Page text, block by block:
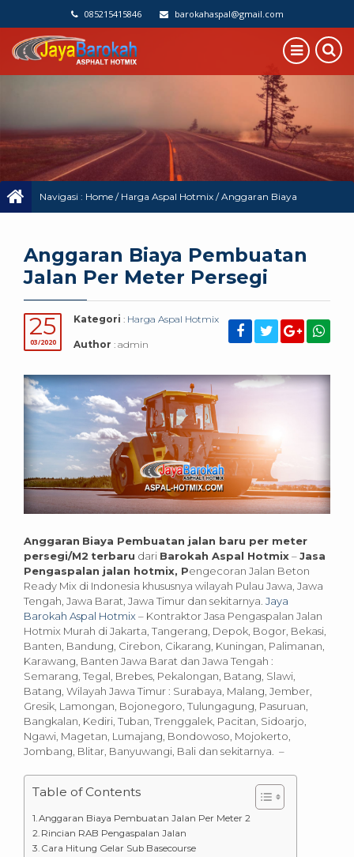
085215415846 barokahaspal@gmail.com
Navigasi : Home / Harga Aspal Hotmix /Anggaran Biaya
Anggaran Biaya Pembuatan
Jalan Per Meter Persegi
25
03/2020
Kategori : Harga Aspal Hotmix
Author : admin
Anggaran Biaya Pembuatan jalan baru per meter
persegi/M2 terbaru dari Barokah Aspal Hotmix–Jasa
Pengaspalan jalan hotmix, Pengecoran Jalan Beton
Ready Mix di Indonesia khususnya wilayah Pulau Jawa, Jawa
Tengah, Jawa Barat, Jawa Timur dan sekitarnya. Jaya
Barokah Aspal Hotmix – Kontraktor Jasa Pengaspalan Jalan
Hotmix Murah di Jakarta, Tangerang, Depok, Bogor, Bekasi,
Banten, Bandung, Cirebon, Cikarang, Kuningan, Palimanan,
Karawang, Banten Jawa Barat dan Jawa Tengah :
Semarang, Tegal, Brebes, Pekalongan, Batang, Slawi,
Batang, Wilayah Jawa Timur : Surabaya, Malang, Jember,
Gresik, Lamongan, Bojonegoro, Tulungagung, Pasuruan,
Bangkalan, Kediri, Tuban, Trenggalek, Pacitan, Sidoarjo,
Ngawi, Magetan, Lumajang, Bondowoso, Mojokerto,
Jombang, Blitar, Banyuwangi, Bali dan sekitarnya. –
Table of Contents
Anggaran Biaya Pembuatan Jalan Per Meter 2
Rincian RAB Pengaspalan Jalan
Cara Hitung Gelar Sub Basecourse